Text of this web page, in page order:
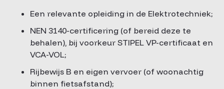
Een relevante opleiding in de Elektrotechniek;
NEN 3140-certificering (of bereid deze te
behalen), bij voorkeur STIPEL VP-certificaat en
VCA-VOL;
Rijbewijs B en eigen vervoer (of woonachtig
binnen fietsafstand);